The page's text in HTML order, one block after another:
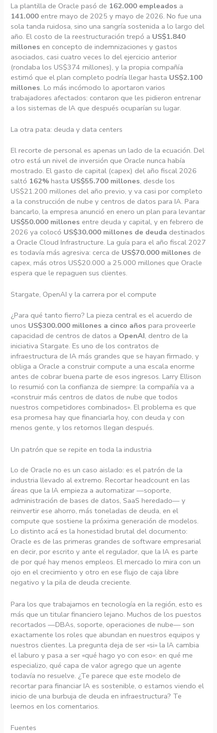
La plantilla de Oracle pasó de 162.000 empleados a
141.000 entre mayo de 2025 y mayo de 2026. No fue una
sola tanda ruidosa, sino una sangría sostenida a lo largo del
año. El costo de la reestructuración trepó a US$1.840
millones en concepto de indemnizaciones y gastos
asociados, casi cuatro veces lo del ejercicio anterior
(rondaba los US$374 millones), y la propia compañía
estimó que el plan completo podría llegar hasta US$2.100
millones. Lo más incómodo lo aportaron varios
trabajadores afectados: contaron que les pidieron entrenar
a los sistemas de IA que después ocuparían su lugar.
La otra pata: deuda y data centers
El recorte de personal es apenas un lado de la ecuación. Del
otro está un nivel de inversión que Oracle nunca había
mostrado. El gasto de capital (capex) del año fiscal 2026
saltó 162% hasta US$55.700 millones, desde los
US$21.200 millones del año previo, y va casi por completo
a la construcción de nube y centros de datos para IA. Para
bancarlo, la empresa anunció en enero un plan para levantar
US$50.000 millones entre deuda y capital, y en febrero de
2026 ya colocó US$30.000 millones de deuda destinados
a Oracle Cloud Infrastructure. La guía para el año fiscal 2027
es todavía más agresiva: cerca de US$70.000 millones de
capex, más otros US$20.000 a 25.000 millones que Oracle
espera que le repaguen sus clientes.
Stargate, OpenAI y la carrera por el compute
¿Para qué tanto fierro? La pieza central es el acuerdo de
unos US$300.000 millones a cinco años para proveerle
capacidad de centros de datos a OpenAI, dentro de la
iniciativa Stargate. Es uno de los contratos de
infraestructura de IA más grandes que se hayan firmado, y
obliga a Oracle a construir compute a una escala enorme
antes de cobrar buena parte de esos ingresos. Larry Ellison
lo resumió con la confianza de siempre: la compañía va a
«construir más centros de datos de nube que todos
nuestros competidores combinados». El problema es que
esa promesa hay que financiarla hoy, con deuda y con
menos gente, y los retornos llegan después.
Un patrón que se repite en toda la industria
Lo de Oracle no es un caso aislado: es el patrón de la
industria llevado al extremo. Recortar headcount en las
áreas que la IA empieza a automatizar —soporte,
administración de bases de datos, SaaS heredado— y
reinvertir ese ahorro, más toneladas de deuda, en el
compute que sostiene la próxima generación de modelos.
Lo distinto acá es la honestidad brutal del documento:
Oracle es de las primeras grandes de software empresarial
en decir, por escrito y ante el regulador, que la IA es parte
de por qué hay menos empleos. El mercado lo mira con un
ojo en el crecimiento y otro en ese flujo de caja libre
negativo y la pila de deuda creciente.
Para los que trabajamos en tecnología en la región, esto es
más que un titular financiero lejano. Muchos de los puestos
recortados —DBAs, soporte, operaciones de nube— son
exactamente los roles que abundan en nuestros equipos y
nuestros clientes. La pregunta deja de ser «si» la IA cambia
el laburo y pasa a ser «qué hago yo con eso»: en qué me
especializo, qué capa de valor agrego que un agente
todavía no resuelve. ¿Te parece que este modelo de
recortar para financiar IA es sostenible, o estamos viendo el
inicio de una burbuja de deuda en infraestructura? Te
leemos en los comentarios.
Fuentes